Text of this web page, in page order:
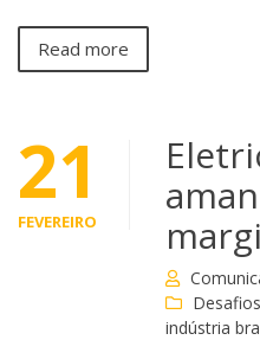
Read more
21
FEVEREIRO
indústria